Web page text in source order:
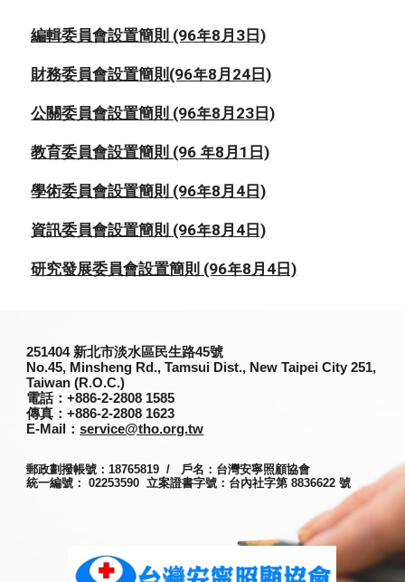
編輯委員會設置簡則 (96年8月3日)
財務委員會設置簡則(96年8月24日)
公關委員會設置簡則 (96年8月23日)
教育委員會設置簡則 (96 年8月1日)
學術委員會設置簡則 (96年8月4日)
資訊委員會設置簡則 (96年8月4日)
研究發展委員會設置簡則 (96年8月4日)
251404新北市淡水區民生路45號
No.45, Minsheng Rd., Tamsui Dist., New Taipei City 251,
Taiwan (R.O.C.)
電話：+886-2-2808 1585
傳真 ：+886-2-2808 1623
E-Mail：service@tho.org.tw
郵政劃撥帳號：18765819 / 戶名：台灣安寧照顧協會
統一編號： 02253590 立案證書字號：台內社字第 8836622 號